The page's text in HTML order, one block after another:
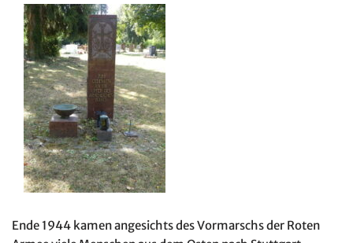
Ende 1944 kamen angesichts des Vormarschs der Roten